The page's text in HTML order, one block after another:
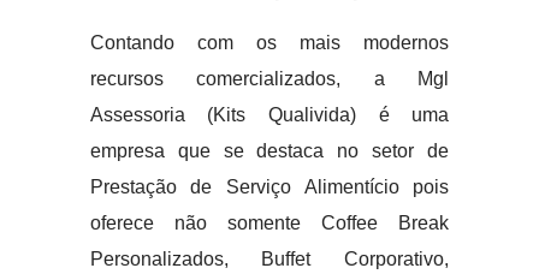
Contando com os mais modernos
recursos comercializados, a Mgl
Assessoria (Kits Qualivida) é uma
empresa que se destaca no setor de
Prestação de Serviço Alimentício pois
oferece não somente Coffee Break
Personalizados, Buffet Corporativo,